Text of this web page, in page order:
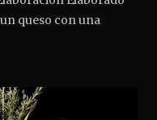
queso con una